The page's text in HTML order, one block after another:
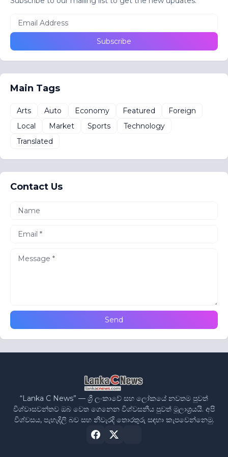
Main Tags
Arts Auto Economy Featured
Foreign
Local
Market Sports
Technology
Translated
Contact Us
“Lanka C News” — ශ්‍රී ලංකාවේ සහ ලෝකයේ නවතම පුවත්
විශ්වාසවන්තව ඔබ වෙත ගෙනෙන විශ්වසනීය පුවත් මූලාශ්‍රයයි. අපි
විශ්වසය, පැහැදිලි බව සහ නිවැරදි තොරතුරු සඳහා කැපවෙන්නෙමු.